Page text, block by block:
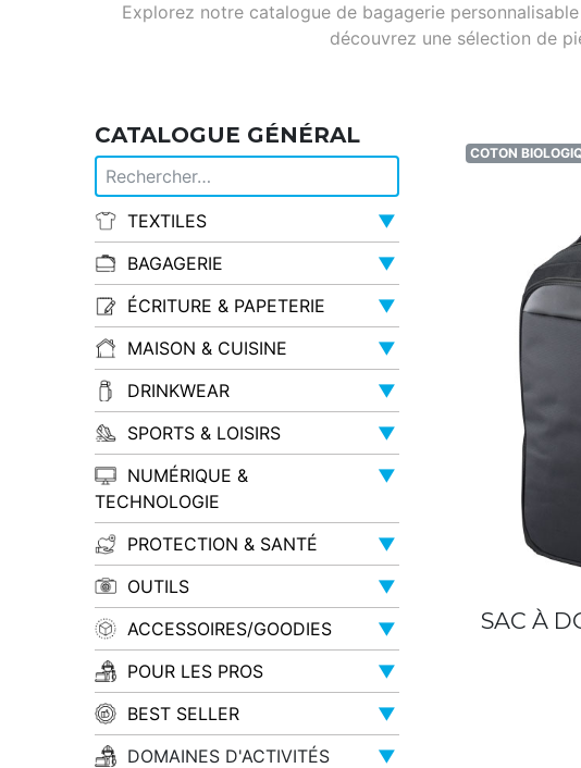
Explorez notre catalogue de bagagerie
découvrez une sélection de
CATALOGUE GÉNÉRAL
TEXTILES
▼
BAGAGERIE
▼
ÉCRITURE & PAPETERIE
▼
MAISON & CUISINE
▼
DRINKWEAR
▼
SPORTS & LOISIRS
▼
NUMÉRIQUE &
TECHNOLOGIE
▼
PROTECTION & SANTÉ
▼
OUTILS
▼
ACCESSOIRES/GOODIES
▼
POUR LES PROS
▼
BEST SELLER
▼
DOMAINES D'ACTIVITÉS
▼
COTON
SAC À